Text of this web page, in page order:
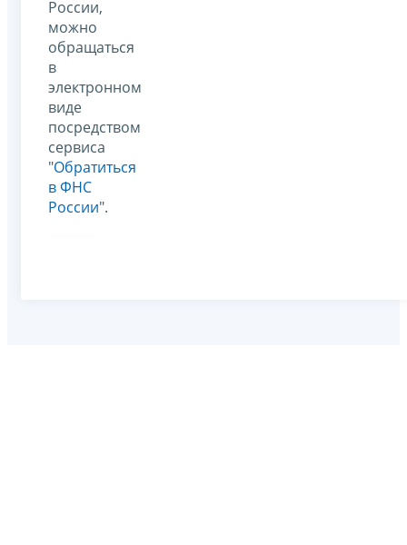
России,
можно
обращаться
в
электронном
виде
посредством
сервиса
"Обратиться
в ФНС
России".